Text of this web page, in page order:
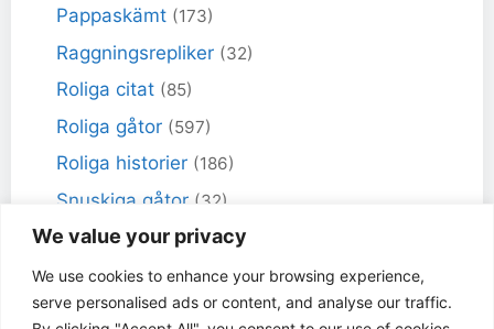
We value your privacy
We use cookies to enhance your browsing experience,
serve personalised ads or content, and analyse our traffic.
Pappaskämt (173)
Raggningsrepliker (32)
Roliga citat (85)
Roliga gåtor (597)
Roliga historier (186)
Snuskiga gåtor (32)
Snuskiga skämt(98)
Sportskämt (18)
Torra skämt (461)